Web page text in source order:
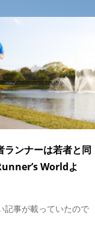
ランナーは若者と同
Worldよ
記事が載っていたので